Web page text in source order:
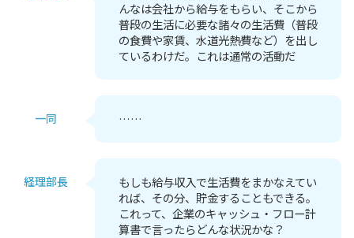
んなは会社から給与をもらい、そこから
普段の生活に必要な諸々の生活費（普段
の食費や家賃、水道光熱費など）を出し
ているわけだ。これは通常の活動だ
一同 ……
経理部長
もしも給与収入で生活費をまかなえてい
れば、その分、貯金することもできる。
これって、企業のキャッシュ・フロー計
算書で言ったらどんな状況かな？